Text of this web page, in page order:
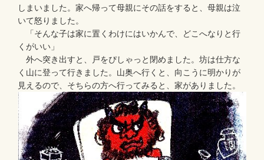
しまいました。家へ帰って母親にその話をすると、母親は泣
いて怒りました。
「そんな子は家に置くわけにはいかんで、どこへなりと行
くがいい」
外へ突き出すと、戸をぴしゃっと閉めました。坊は仕方な
く山に登って行きました。山奥へ行くと、向こうに明かりが
見えるので、そちらの方へ行ってみると、家がありました。